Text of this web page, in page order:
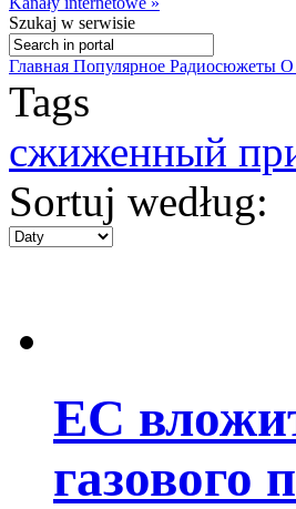
Szukaj w serwisie
Главная Популярное Радиосюжеты О
Tags
сжиженный
Sortuj według:
ЕС
газового